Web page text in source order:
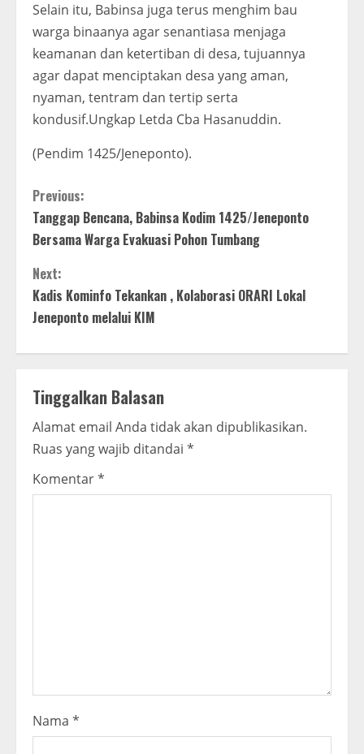
Selain itu, Babinsa juga terus menghim bau
warga binaanya agar senantiasa menjaga
keamanan dan ketertiban di desa, tujuannya
agar dapat menciptakan desa yang aman,
nyaman, tentram dan tertip serta
kondusif.Ungkap Letda Cba Hasanuddin.
(Pendim 1425/Jeneponto).
C
o
n
t
u
e
R
Previous:
Tanggap Bencana, Babinsa Kodim 1425/Jeneponto
Bersama Warga Evakuasi Pohon Tumbang
Next:
Kadis Kominfo Tekankan , Kolaborasi ORARI Lokal
Jeneponto melalui KIM
Tinggalkan Balasan
Alamat email Anda tidak akan dipublikasikan.
Ruas yang wajib ditandai *
Komentar*
Nama *